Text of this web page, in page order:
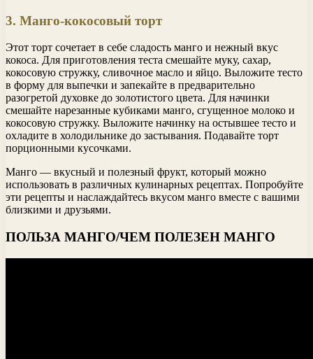
3. Манго-кокосовый торт
Этот торт сочетает в себе сладость манго и нежный вкус
кокоса. Для приготовления теста смешайте муку, сахар,
кокосовую стружку, сливочное масло и яйцо. Выложите тесто
в форму для выпечки и запекайте в предварительно
разогретой духовке до золотистого цвета. Для начинки
смешайте нарезанные кубиками манго, сгущенное молоко и
кокосовую стружку. Выложите начинку на остывшее тесто и
охладите в холодильнике до застывания. Подавайте торт
порционными кусочками.
Манго — вкусный и полезный фрукт, который можно
использовать в различных кулинарных рецептах. Попробуйте
эти рецепты и наслаждайтесь вкусом манго вместе с вашими
близкими и друзьями.
ПОЛЬЗА МАНГО/ЧЕМ ПОЛЕЗЕН МАНГО